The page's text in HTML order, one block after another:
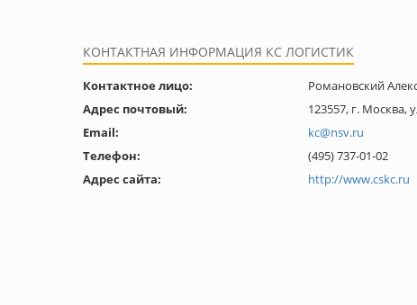
КОНТАКТНАЯ ИНФОРМАЦИЯ КС ЛОГИСТИК
Контактное лицо:
Романовский
Адрес почтовый:
123557, г. Москва,
Email:
kc@nsv.ru
Телефон:
(495) 737-01-02
Адрес сайта:
http://www.cskc.ru